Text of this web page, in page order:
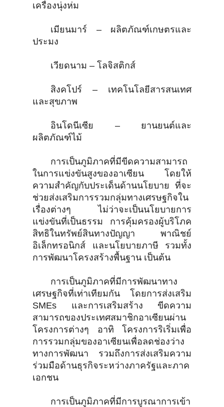
เครื่องนุ่งห่ม
เมียนมาร์ – ผลิตภัณฑ์เกษตรและ
ประมง
เวียดนาม – โลจิสติกส์
สิงคโปร์ – เทคโนโลยีสารสนเทศ
และสุขภาพ
อินโดนีเซีย – ยานยนต์และ
ผลิตภัณฑ์ไม้
การเป็นภูมิภาคที่มีขีดความสามารถ
ในการแข่งขันสูงของอาเซียน โดยให้
ความสำคัญกับประเด็นด้านนโยบาย ที่จะ
ช่วยส่งเสริมการรวมกลุ่มทางเศรษฐกิจใน
เรื่องต่างๆ ไม่ว่าจะเป็นนโยบายการ
แข่งขันที่เป็นธรรม การคุ้มครองผู้บริโภค
สิทธิในทรัพย์สินทางปัญญา พาณิชย์
อิเล็กทรอนิกส์ และนโยบายภาษี รวมทั้ง
การพัฒนาโครงสร้างพื้นฐาน เป็นต้น
การเป็นภูมิภาคที่มีการพัฒนาทาง
เศรษฐกิจที่เท่าเทียมกัน โดยการส่งเสริม
SMEs และการเสริมสร้าง ขีดความ
สามารถของประเทศสมาชิกอาเซียนผ่าน
โครงการต่างๆ อาทิ โครงการริเริ่มเพื่อ
การรวมกลุ่มของอาเซียนเพื่อลดช่องว่าง
ทางการพัฒนา รวมถึงการส่งเสริมความ
ร่วมมือด้านธุรกิจระหว่างภาครัฐและภาค
เอกชน
การเป็นภูมิภาคที่มีการบูรณาการเข้า